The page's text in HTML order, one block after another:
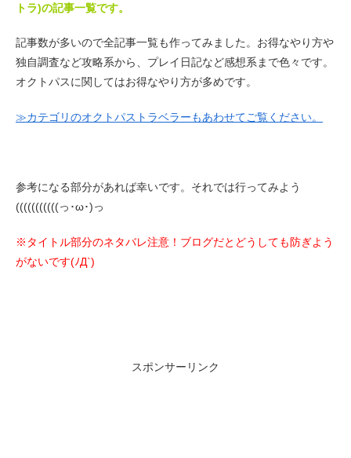
トラ)の記事一覧です。
記事数が多いので全記事一覧も作ってみました。お得なやり方や
独自調査など攻略系から、プレイ日記など感想系まで色々です。
オクトパスに関してはお得なやり方が多めです。
≫カテゴリのオクトパストラベラーもあわせてご覧ください。
参考になる部分があれば幸いです。それでは行ってみよう
(((((((((((っ･ω･)っ
※タイトル部分のネタバレ注意！ブログだとどうしても防ぎよう
がないです(ﾉД`)
スポンサーリンク